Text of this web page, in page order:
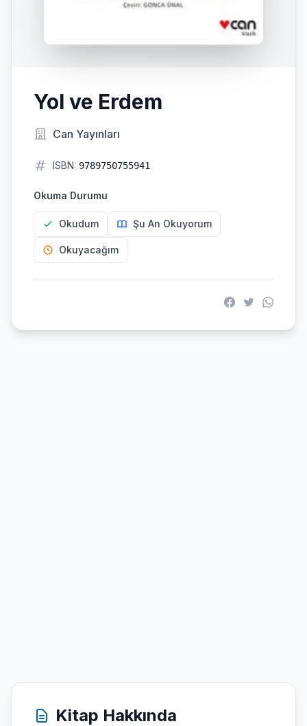
Yol ve Erdem
Can Yayınları
ISBN: 9789750755941
Okuma Durumu
Okudum Şu An Okuyorum
Okuyacağım
Kitap Hakkında